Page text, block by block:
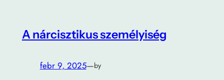
A nárcisztikus személyiség
febr 9, 2025—by